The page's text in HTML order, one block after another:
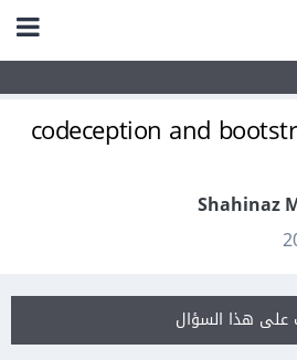
codeception and
على هذا السؤال